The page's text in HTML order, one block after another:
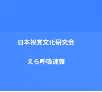
日本視覚文化研究会
えら呼吸速報